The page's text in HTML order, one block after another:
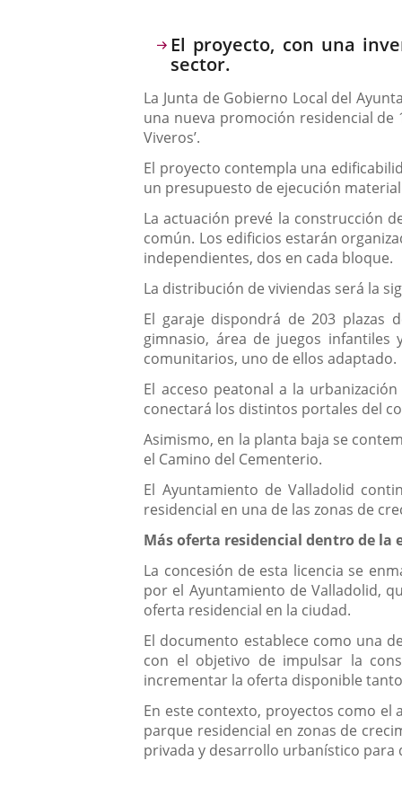
Descripción
El proyecto, con una
sector.
La Junta de Gobierno Local del
una nueva promoción residencial de
Viveros’.
El proyecto contempla una
un presupuesto de ejecución
La actuación prevé la construcción
común. Los edificios estarán
independientes, dos en cada bloque.
La distribución de viviendas será la
El garaje dispondrá de 203 plazas
gimnasio, área de juegos infantiles
comunitarios, uno de ellos adaptado.
El acceso peatonal a la
conectará los distintos portales del
Asimismo, en la planta baja se
el Camino del Cementerio.
El Ayuntamiento de Valladolid
residencial en una de las zonas de
Más oferta residencial dentro de
La concesión de esta licencia se
por el Ayuntamiento de Valladolid,
oferta residencial en la ciudad.
El documento establece como una
con el objetivo de impulsar la
incrementar la oferta disponible
En este contexto, proyectos como el
parque residencial en zonas de
privada y desarrollo urbanístico para